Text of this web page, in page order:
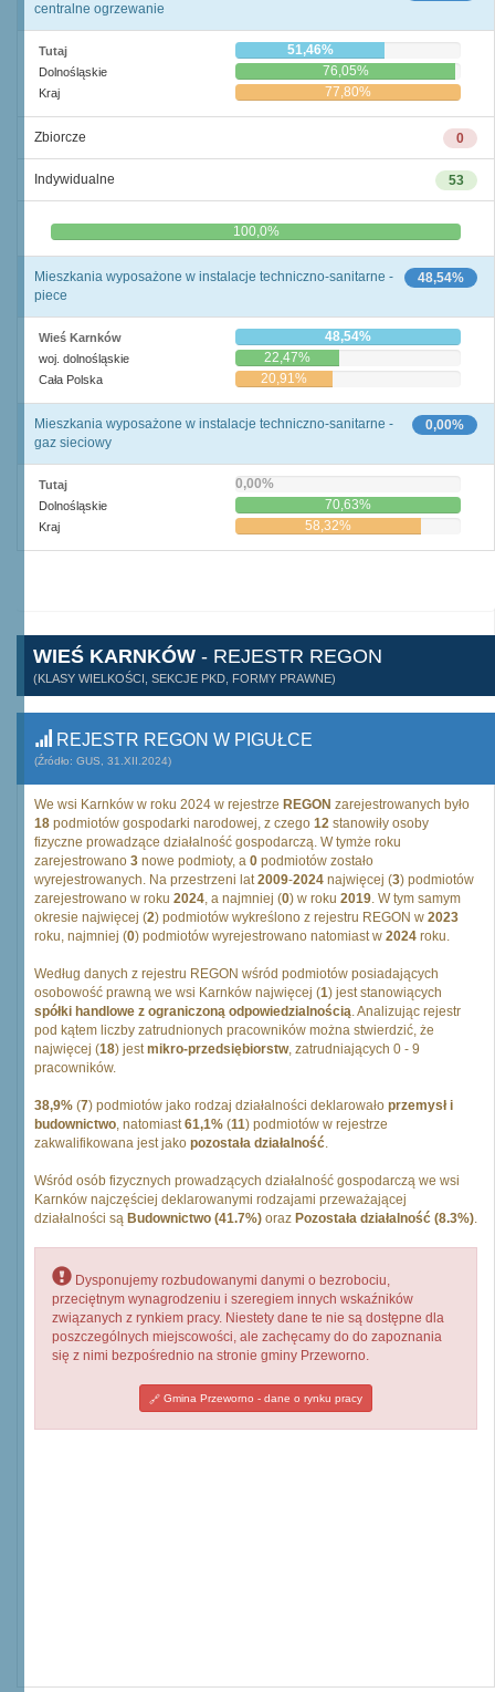
centralne ogrzewanie
Tutaj 51,46%
Dolnośląskie 76,05%
Kraj 77,80%
0
Zbiorcze
53
Indywidualne
0,0% 100,0%
48,54%
Mieszkania wyposażone w instalacje techniczno-sanitarne -
piece
Wieś Karnków 48,54%
woj. dolnośląskie 22,47%
Cała Polska 20,91%
0,00%
Mieszkania wyposażone w instalacje techniczno-sanitarne -
gaz sieciowy
Tutaj 0,00%
Dolnośląskie 70,63%
Kraj 58,32%
WIEŚ KARNKÓW - REJESTR REGON
(KLASY WIELKOŚCI, SEKCJE PKD, FORMY PRAWNE)
REJESTR REGON W PIGUŁCE
(Źródło: GUS, 31.XII.2024)
We wsi Karnków w roku 2024 w rejestrze REGON zarejestrowanych było
18 podmiotów gospodarki narodowej, z czego 12 stanowiły osoby
fizyczne prowadzące działalność gospodarczą. W tymże roku
zarejestrowano 3 nowe podmioty, a 0 podmiotów zostało
wyrejestrowanych. Na przestrzeni lat2009-2024 najwięcej (3) podmiotów
zarejestrowano w roku 2024, a najmniej (0) w roku 2019. W tym samym
okresie najwięcej (2) podmiotów wykreślono z rejestru REGON w 2023
roku, najmniej (0) podmiotów wyrejestrowano natomiast w 2024 roku.
Według danych z rejestru REGON wśród podmiotów posiadających
osobowość prawną we wsi Karnków najwięcej (1) jest stanowiących
spółki handlowe z ograniczoną odpowiedzialnością. Analizując rejestr
pod kątem liczby zatrudnionych pracowników można stwierdzić, że
najwięcej (18) jestmikro-przedsiębiorstw, zatrudniających 0 - 9
pracowników.
38,9% (7) podmiotów jako rodzaj działalności deklarowało przemysł i
budownictwo, natomiast61,1% (11) podmiotów w rejestrze
zakwalifikowana jest jako pozostała działalność.
Wśród osób fizycznych prowadzących działalność gospodarczą we wsi
Karnków najczęściej deklarowanymi rodzajami przeważającej
działalności są Budownictwo (41.7%) oraz Pozostała działalność (8.3%).
Dysponujemy rozbudowanymi danymi o bezrobociu,
przeciętnym wynagrodzeniu i szeregiem innych wskaźników
związanych z rynkiem pracy. Niestety dane te nie są dostępne dla
poszczególnych miejscowości, ale zachęcamy do do zapoznania
się z nimi bezpośrednio na stronie gminy Przeworno.
Gmina Przeworno - dane o rynku pracy